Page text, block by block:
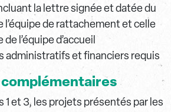
la lettre signée et datée du
l’équipe de rattachement et celle
l’équipe d’accueil
administratifs et financiers requis
1 et 3, les projets présentés par les